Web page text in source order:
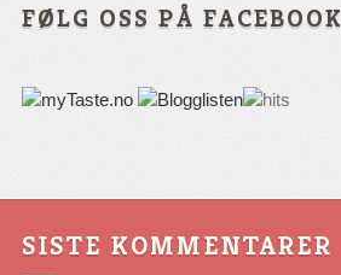
FØLG OSS PÅ FACEBOOK
SISTE KOMMENTARER